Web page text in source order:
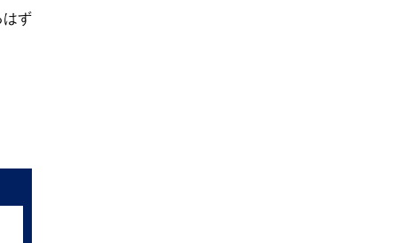
はず